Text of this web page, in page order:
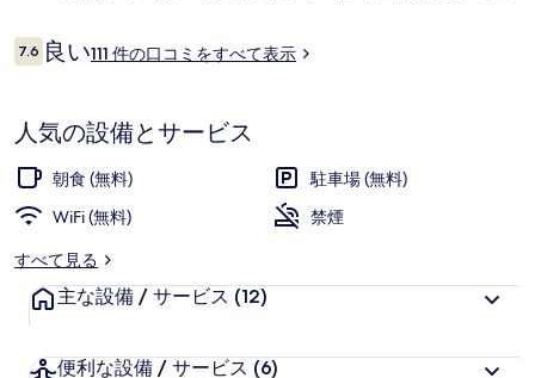
口
コ
7.610段階中7.6
良い111 件の口コミをすべて表示
人気の設備とサービス
朝食 (無料)
駐車場 (無料)
WiFi (無料)
禁煙
すべて見る
主な設備 / サービス (12)
便利な設備 / サービス (6)